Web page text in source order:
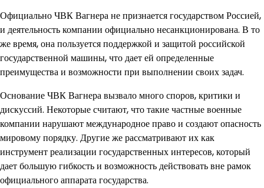
Официально ЧВК Вагнера не признается государством Россией,
и деятельность компании официально несанкционирована. В то
же время, она пользуется поддержкой и защитой российской
государственной машины, что дает ей определенные
преимущества и возможности при выполнении своих задач.
Основание ЧВК Вагнера вызвало много споров, критики и
дискуссий. Некоторые считают, что такие частные военные
компании нарушают международное право и создают опасность
мировому порядку. Другие же рассматривают их как
инструмент реализации государственных интересов, который
дает большую гибкость и возможность действовать вне рамок
официального аппарата государства.